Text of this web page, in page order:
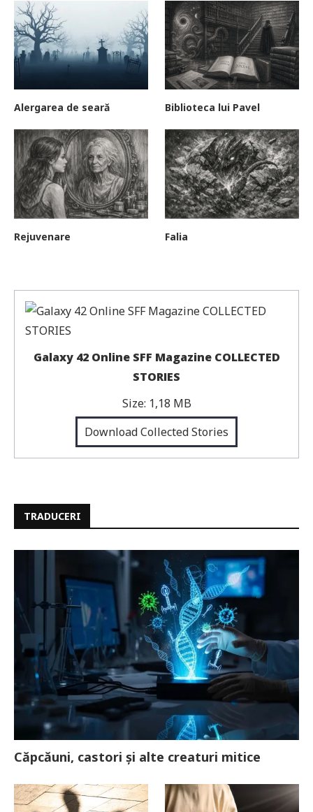
Alergarea de seară Biblioteca lui Pavel
Rejuvenare Falia
Galaxy 42 Online SFF Magazine COLLECTED
STORIES
Size: 1,18 MB
Download Collected Stories
TRADUCERI
Căpcăuni, castori și alte creaturi mitice